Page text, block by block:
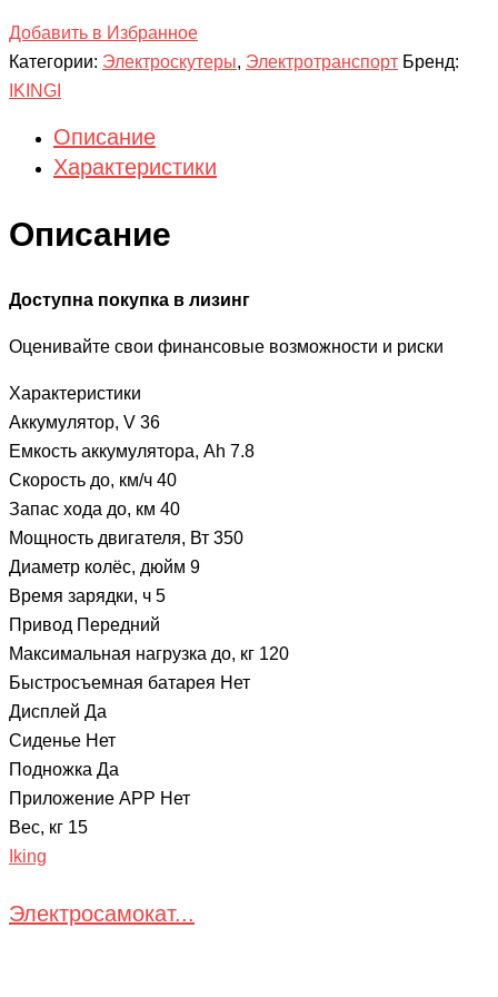
Добавить в Избранное
Категории: Электроскутеры, Электротранспорт Бренд:
IKINGI
Описание
Характеристики
Описание
Доступна покупка в лизинг
Оценивайте свои финансовые возможности и риски
Характеристики
Аккумулятор, V 36
Емкость аккумулятора, Аh 7.8
Скорость до, км/ч 40
Запас хода до, км 40
Мощность двигателя, Вт 350
Диаметр колёс, дюйм 9
Время зарядки, ч 5
Привод Передний
Максимальная нагрузка до, кг 120
Быстросъемная батарея Нет
Дисплей Да
Сиденье Нет
Подножка Да
Приложение APP Нет
Вес, кг 15
Iking
Электросамокат...